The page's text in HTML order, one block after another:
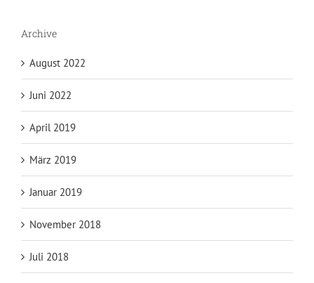
Archive
August 2022
Juni 2022
April 2019
März 2019
Januar 2019
November 2018
Juli 2018